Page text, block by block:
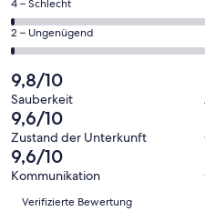
haben
eine
Bewertung
von
10
-
Hervorragend
248
Gästebewertungen
haben
Bewertung
von
8
-
Gut
insgesamt
248
Gästebewertungen
haben
eine
Bewertung
von
6
-
Okay
2
von
insgesamt
Gästebewertungen
haben
eine
Bewertung
von
4
4 – Schlecht
2
von
insgesamt
248
Gästebewertungen
haben
eine
Bewertung
2 – Ungenügend
9,8/10
Sauberkeit
9,6/10
Zustand der Unterkunft
9,6/10
Kommunikation
Bewertungen
Verifizierte Bewertung